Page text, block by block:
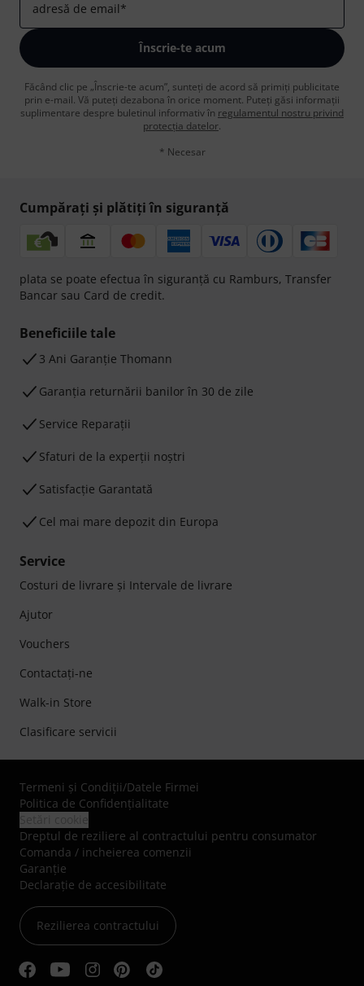
adresă de email*
Înscrie-te acum
Făcând clic pe „Înscrie-te acum”, sunteți de acord să primiți publicitate
prin e-mail. Vă puteți dezabona în orice moment. Puteți găsi informații
suplimentare despre buletinul informativ în regulamentul nostru privind
protecția datelor.
* Necesar
Cumpărați și plătiți în siguranță
plata se poate efectua în siguranță cu Ramburs, Transfer
Bancar sau Card de credit.
Beneficiile tale
3 Ani Garanție Thomann
Garanţia returnării banilor în 30 de zile
Service Reparații
Sfaturi de la experții noștri
Satisfacție Garantată
Cel mai mare depozit din Europa
Service
Costuri de livrare şi Intervale de livrare
Ajutor
Vouchers
Contactaţi-ne
Walk-in Store
Clasificare servicii
Termeni şi Condiţii/Datele Firmei
Politica de Confidenţialitate
Dreptul de reziliere al contractului pentru consumator
Comanda / incheierea comenzii
Garanție
Declarație de accesibilitate
Rezilierea contractului